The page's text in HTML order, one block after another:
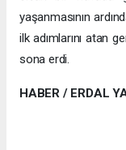
yaşanmasının
ilk adımlarını atan
sona erdi.
HABER / ERDAL